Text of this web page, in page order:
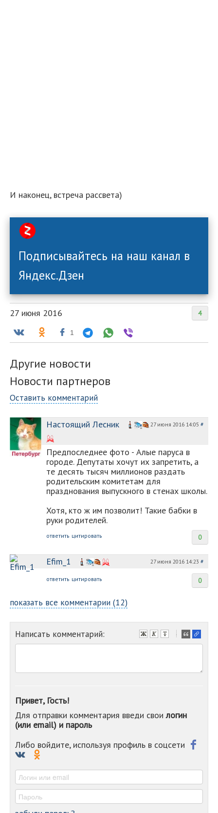
И наконец, встреча рассвета)
Подписывайтесь на наш канал в
Яндекс.Дзен
4
27 июня 2016
1
Другие новости
Новости партнеров
Оставить комментарий
Настоящий Лесник 27 июня 2016 14:05 #
Предпоследнее фото - Алые паруса в
городе. Депутаты хочут их запретить, а
те десять тысяч миллионов раздать
родительским комитетам для
празднования выпускного в стенах школы.
Хотя, кто ж им позволит! Такие бабки в
руки родителей.
0
ответить цитировать
Efim_1 27 июня 2016 14:23 #
0
ответить цитировать
показать все комментарии (12)
Написать комментарий:
-
-
-
-
-
Привет, Гость!
Для отправки комментария введи своилогин
(или email) и пароль
Либо войдите, используя профиль в соцсети